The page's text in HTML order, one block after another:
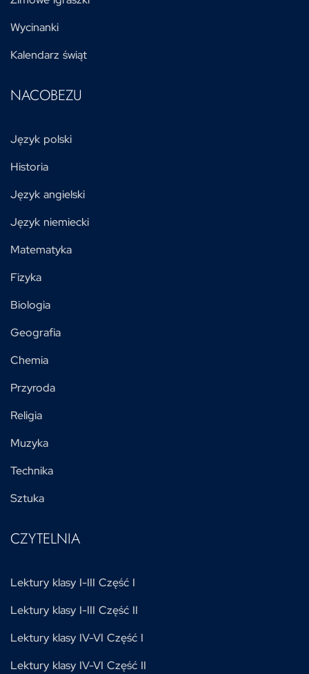
Wycinanki
Kalendarz świąt
NACOBEZU
Język polski
Historia
Język angielski
Język niemiecki
Matematyka
Fizyka
Biologia
Geografia
Chemia
Przyroda
Religia
Muzyka
Technika
Sztuka
CZYTELNIA
Lektury klasy I-III Część I
Lektury klasy I-III Część II
Lektury klasy IV-VI Część I
Lektury klasy IV-VI Część II